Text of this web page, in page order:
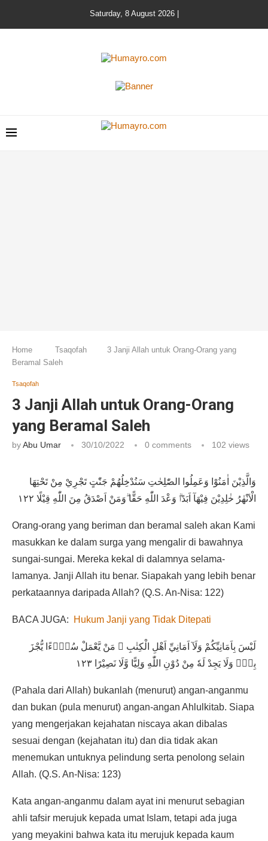
Saturday, 8 August 2026 |
Home Tsaqofah
3 Janji Allah untuk Orang-Orang yang
Beramal Saleh
Tsaqofah
3 Janji Allah untuk Orang-Orang
yang Beramal Saleh
byAbu Umar 30/10/2022 0 comments 102 views
وَالَّذِيْنَ اٰمَنُوْا وَعَمِلُوا الصّٰلِحٰتِ سَنُدْخِلُهُمْ جَنّٰتٍ تَجْرِيْ مِنْ تَحْتِهَا
الْاَنْهٰرُ خٰلِدِيْنَ فِيْهَآ اَبَدًاۗ وَعْدَ اللّٰهِ حَقًّا ۗوَمَنْ اَصْدَقُ مِنَ اللّٰهِ قِيْلًا ١٢٢
Orang-orang yang beriman dan beramal saleh akan Kami
masukkan ke dalam surga yang mengalir di bawahnya
sungai-sungai. Mereka kekal di dalamnya selama-
lamanya. Janji Allah itu benar. Siapakah yang lebih benar
perkataannya daripada Allah? (Q.S. An-Nisa: 122)
BACA JUGA: Hukum Janji yang Tidak Ditepati
لَيْسَ بِاَمَانِيِّكُمْ وَلَآ اَمَانِيِّ اَهْلِ الْكِتٰبِ ۗ مَنْ يَّعْمَلْ سُوْۤءًا يُّجْزَ
بِهٖۙ وَلَا يَجِدْ لَهٗ مِنْ دُوْنِ اللّٰهِ وَلِيًّا وَّلَا نَصِيْرًا ١٢٣
(Pahala dari Allah) bukanlah (menurut) angan-anganmu
dan bukan (pula menurut) angan-angan Ahlulkitab. Siapa
yang mengerjakan kejahatan niscaya akan dibalas
sesuai dengan (kejahatan itu) dan dia tidak akan
menemukan untuknya pelindung serta penolong selain
Allah. (Q.S. An-Nisa: 123)
Kata angan-anganmu dalam ayat ini menurut sebagian
ahli tafsir merujuk kepada umat Islam, tetapi ada juga
yang meyakini bahwa kata itu merujuk kepada kaum